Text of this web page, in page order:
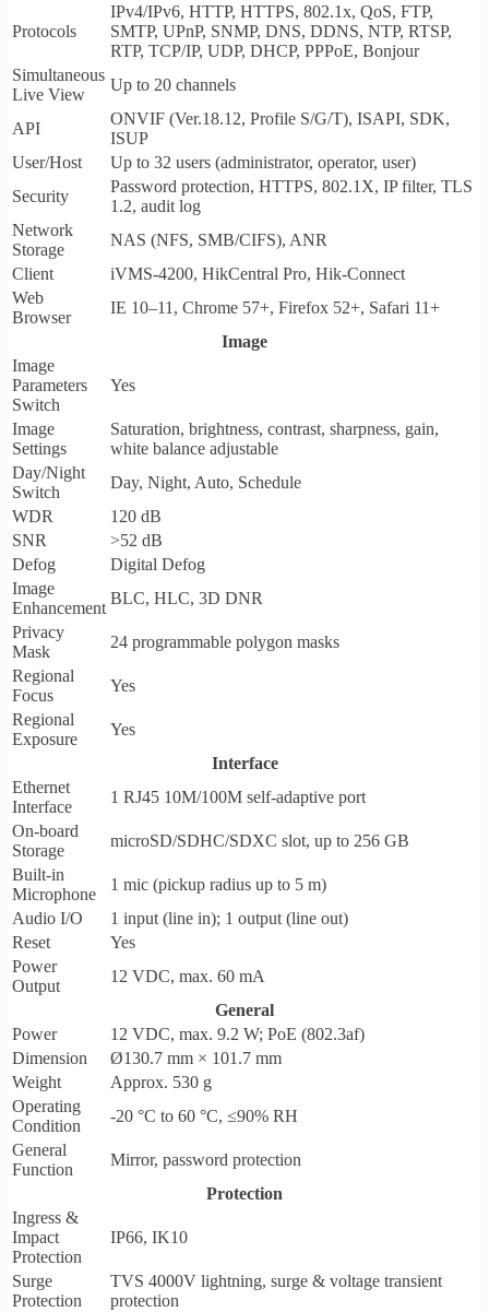
Protocols
IPv4/IPv6, HTTP, HTTPS, 802.1x, QoS, FTP,
SMTP, UPnP, SNMP, DNS, DDNS, NTP, RTSP,
RTP, TCP/IP, UDP, DHCP, PPPoE, Bonjour
Simultaneous
Live View
Up to 20 channels
API
ONVIF (Ver.18.12, Profile S/G/T), ISAPI, SDK,
ISUP
User/Host
Up to 32 users (administrator, operator, user)
Security
Password protection, HTTPS, 802.1X, IP filter, TLS
1.2, audit log
Network
Storage
NAS (NFS, SMB/CIFS), ANR
Client
iVMS-4200, HikCentral Pro, Hik-Connect
Web
Browser
IE 10–11, Chrome 57+, Firefox 52+, Safari 11+
Image
Image
Parameters
Switch
Yes
Image
Settings
Saturation, brightness, contrast, sharpness, gain,
white balance adjustable
Day/Night
Switch
Day, Night, Auto, Schedule
WDR
120 dB
SNR
>52 dB
Defog
Digital Defog
Image
Enhancement
BLC, HLC, 3D DNR
Privacy
Mask
24 programmable polygon masks
Regional
Focus
Yes
Regional
Exposure
Yes
Interface
Ethernet
Interface
1 RJ45 10M/100M self-adaptive port
On-board
Storage
microSD/SDHC/SDXC slot, up to 256 GB
Built-in
Microphone
1 mic (pickup radius up to 5 m)
Audio I/O
1 input (line in); 1 output (line out)
Reset
Yes
Power
Output
12 VDC, max. 60 mA
General
Power
12 VDC, max. 9.2 W; PoE (802.3af)
Dimension
Ø130.7 mm × 101.7 mm
Weight
Approx. 530 g
Operating
Condition
-20 °C to 60 °C, ≤90% RH
General
Function
Mirror, password protection
Protection
Ingress &
Impact
Protection
IP66, IK10
Surge
Protection
TVS 4000V lightning, surge & voltage transient
protection